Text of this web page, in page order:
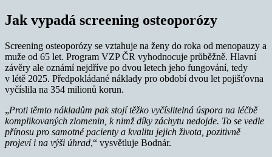
Jak vypadá screening osteoporózy
Screening osteoporózy se vztahuje na ženy do roka od menopauzy a
muže od 65 let. Program VZP ČR vyhodnocuje průběžně. Hlavní
závěry ale oznámí nejdříve po dvou letech jeho fungování, tedy
v létě 2025. Předpokládané náklady pro období dvou let pojišťovna
vyčíslila na 354 milionů korun.
„Proti těmto nákladům pak stojí těžko vyčíslitelná úspora na léčbě
komplikovaných zlomenin, k nimž díky záchytu nedojde. To se vedle
přínosu pro samotné pacienty a kvalitu jejich života, pozitivně
projeví i na výši úhrad,“ vysvětluje Bodnár.